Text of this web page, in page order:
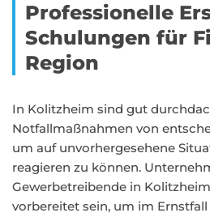
Professionelle
Schulungen für
Region
In Kolitzheim sind gut
Notfallmaßnahmen von
um auf unvorhergesehene
reagieren zu können.
Gewerbetreibende in
vorbereitet sein, um im